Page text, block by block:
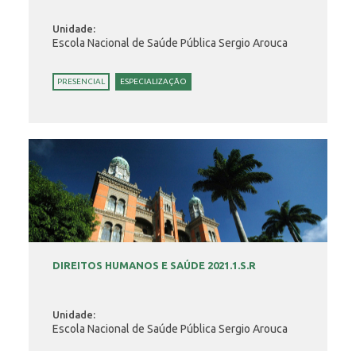
Unidade:
Escola Nacional de Saúde Pública Sergio Arouca
PRESENCIAL ESPECIALIZAÇÃO
DIREITOS HUMANOS E SAÚDE 2021.1.S.R
Unidade:
Escola Nacional de Saúde Pública Sergio Arouca